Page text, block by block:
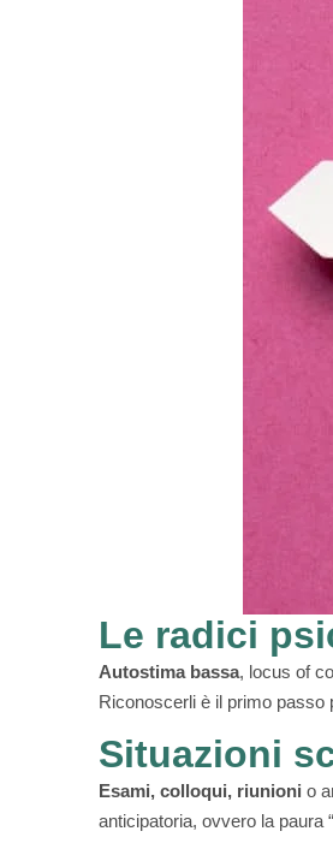
Le radici
Autostima bassa, locus of
Riconoscerli è il primo passo
Situazioni
Esami, colloqui, riunioni o
anticipatoria, ovvero la paura